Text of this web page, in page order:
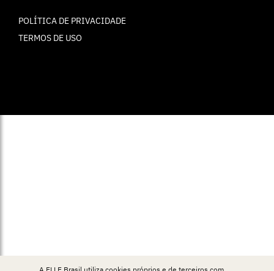
POLÍTICA DE PRIVACIDADE
TERMOS DE USO